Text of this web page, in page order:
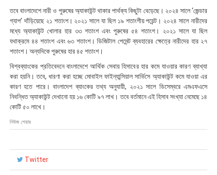
তবে বাংলাদেশে নারী ও পুরুষের অ্যাকাউন্ট থাকার পার্থক্য কিছুটা বেড়েছে। ২০২৪ সালে ‘জেন্ডার
গ্যাপ’ দাঁড়িয়েছে ২১ শতাংশ। ২০২১ সালে যা ছিল ১৯ শতাংশীয় পয়েন্ট। ২০২৪ সালে নারীদের
মধ্যে অ্যাকাউন্ট খোলার হার ৩৩ শতাংশ এবং পুরুষের ৫৪ শতাংশ। ২০২১ সালে যা ছিল
যথাক্রমে ৪৪ শতাংশ এবং ৬৩ শতাংশ। ডিজিটাল পেমেন্ট ব্যবহারের ক্ষেত্রে নারীদের হার ২৭
শতাংশ। অন্যদিকে পুরুষের হার ৪৫ শতাংশ।
বিশ্বব্যাংকের প্রতিবেদনে বাংলাদেশে আর্থিক সেবায় হিসাবের হার কমে যাওয়ার কারণ ব্যাখ্যা
করা হয়নি। তবে, ধারণা করা হচ্ছে মোবাইল ফাইন্যান্সিয়াল সার্ভিসে অ্যাকাউন্ট কমে যাওয়া এর
কারণ হতে পারে। বাংলাদেশ ব্যাংকের তথ্য অনুযায়ী, ২০২১ সালে ডিসেম্বরে এমএফএসে
নিবন্ধিত অ্যাকাউন্ট দেখানো হয় ১৬ কোটি ৯৭ লাখ। তবে বর্তমানে এই হিসাব সংখ্যা নেমেছে ১৪
কোটি ৫০ লাখে।
নিউজ শেয়ার
Twitter